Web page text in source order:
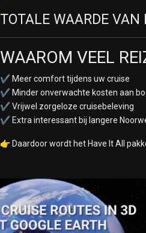
TOTALE WAARDE VAN
WAAROM VEEL
✔ Meer comfort tijdens uw cruise
✔ Minder onverwachte kosten aan
✔ Vrijwel zorgeloze cruisebeleving
✔ Extra interessant bij langere
👉 Daardoor wordt het Have It All